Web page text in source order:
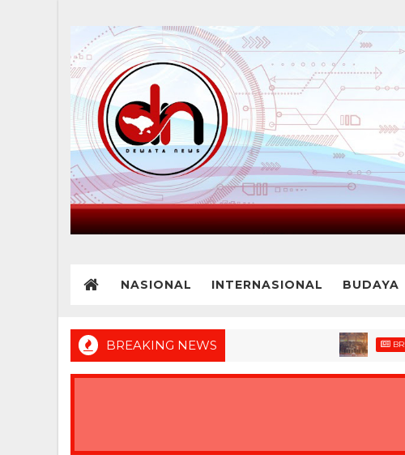
NASIONAL INTERNASIONAL BUDAYA
BREAKING NEWS BREAKING